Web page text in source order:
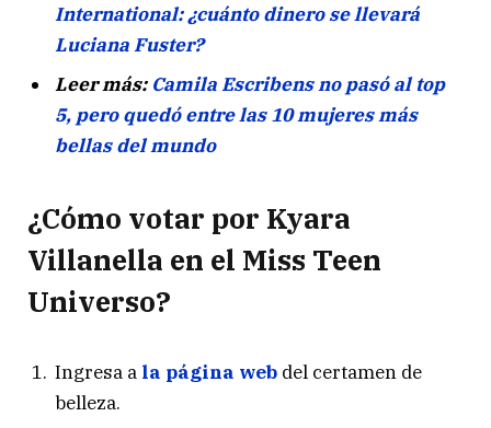
International: ¿cuánto dinero se llevará
Luciana Fuster?
Leer más: Camila Escribens no pasó al top
5, pero quedó entre las 10 mujeres más
bellas del mundo
¿Cómo votar por Kyara
Villanella en el Miss Teen
Universo?
Ingresa a la página web del certamen de
belleza.